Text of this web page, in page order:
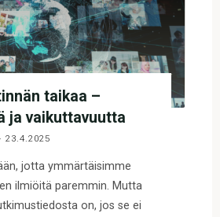
taikaa –
ja vaikuttavuutta
23.4.2025
jotta ymmärtäisimme
ilmiöitä paremmin. Mutta
on, jos se ei